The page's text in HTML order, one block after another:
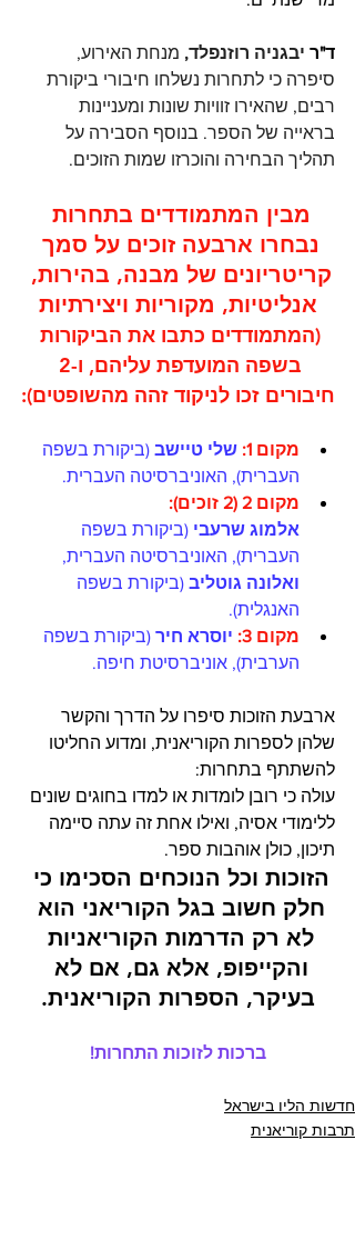
ד"ר יבגניה רוזנפלד, מנחת האירוע,
סיפרה כי לתחרות נשלחו חיבורי ביקורת
רבים, שהאירו זוויות שונות ומעניינות
בראייה של הספר. בנוסף הסבירה על
תהליך הבחירה והוכרזו שמות הזוכים.
מבין המתמודדים בתחרות
נבחרו ארבעה זוכים על סמך
קריטריונים של מבנה, בהירות,
אנליטיות, מקוריות ויצירתיות
(המתמודדים כתבו את הביקורות
חיבורים זכו לניקוד זהה מהשופטים):
מקום 1: שלי טיישב (ביקורת בשפה
העברית), האוניברסיטה העברית.
מקום 2 (2 זוכים):
אלמוג שרעבי (ביקורת בשפה
העברית), האוניברסיטה העברית,
ואלונה גוטליב (ביקורת בשפה
האנגלית).
מקום 3:
יוסרא חיר (ביקורת בשפה
הערבית), אוניברסיטת חיפה.
ארבעת הזוכות סיפרו על הדרך והקשר
שלהן לספרות הקוריאנית, ומדוע החליטו
להשתתף בתחרות:
עולה כי רובן לומדות או למדו בחוגים שונים
ללימודי אסיה, ואילו אחת זה עתה סיימה
תיכון, כולן אוהבות ספר.
הזוכות וכל הנוכחים הסכימו כי
חלק חשוב בגל הקוריאני הוא
לא רק הדרמות הקוריאניות
והקייפופ, אלא גם, אם לא
בעיקר, הספרות הקוריאנית.
ברכות לזוכות התחרות!
חדשות הליו בישראל
תרבות קוריאנית